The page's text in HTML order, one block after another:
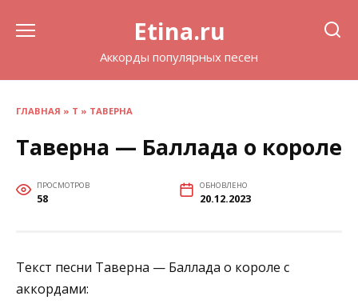
Etina.ru
Аккорды популярных песен
ГЛАВНАЯ » Т » ТАВЕРНА
Таверна — Баллада о короле
ПРОСМОТРОВ
58
ОБНОВЛЕНО
20.12.2023
Текст песни Таверна — Баллада о короле с
аккордами: